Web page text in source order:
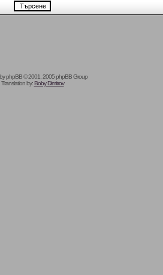
phpBB© 2001, 2005 phpBB Group
Translation by:Boby Dimitrov